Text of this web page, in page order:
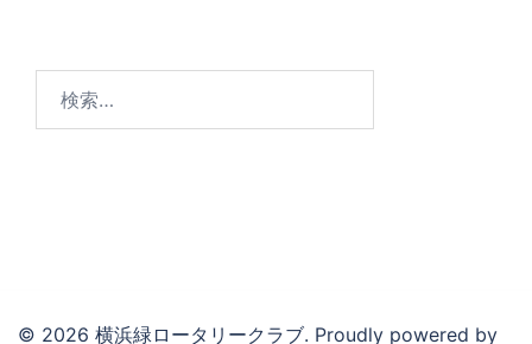
© 2026 横浜緑ロータリークラブ. Proudly powered by